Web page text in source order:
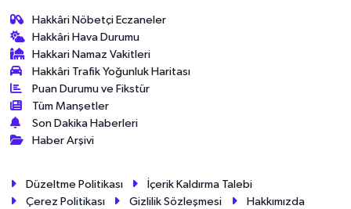
Hakkâri Nöbetçi Eczaneler
Hakkâri Hava Durumu
Hakkari Namaz Vakitleri
Hakkâri Trafik Yoğunluk Haritası
Puan Durumu ve Fikstür
Tüm Manşetler
Son Dakika Haberleri
Haber Arşivi
Düzeltme Politikası
İçerik Kaldırma Talebi
Çerez Politikası
Gizlilik Sözleşmesi
Hakkımızda